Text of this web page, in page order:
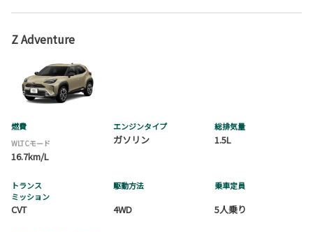
Z Adventure
燃費
WLTCモード
16.7km/L
エンジンタイプ
ガソリン
総排気量
1.5L
トランス
ミッション
CVT
駆動方法
4WD
乗車定員
5人乗り